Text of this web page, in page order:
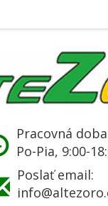
Pracovná
Po-Pia, 9:00-
Poslať email: